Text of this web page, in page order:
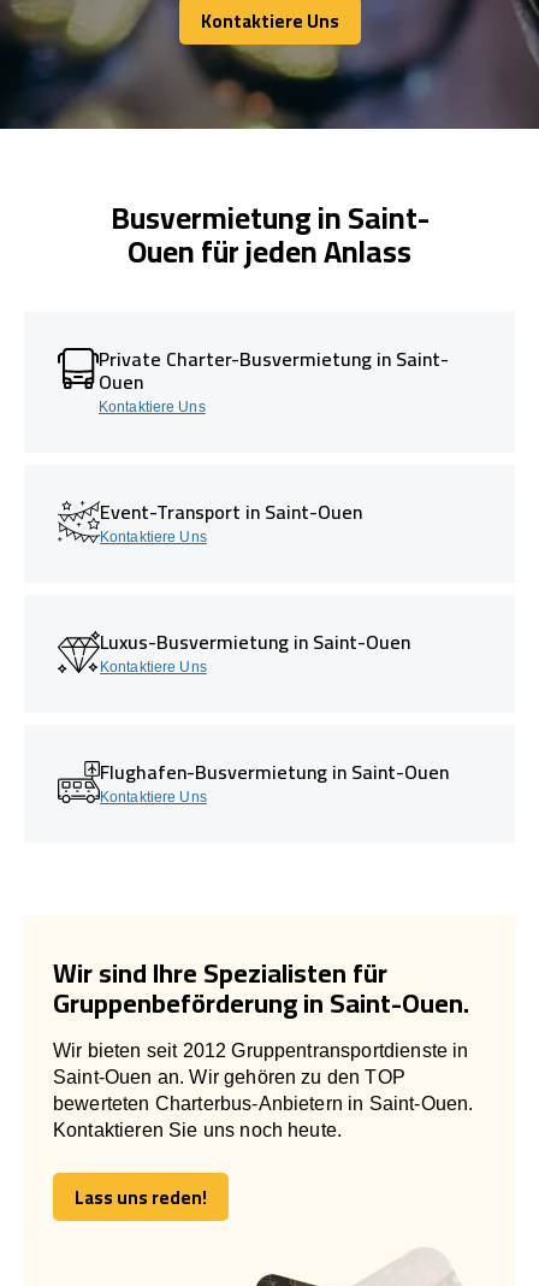
Kontaktiere Uns
Kontaktiere Uns
Busvermietung in Saint-
Ouen für jeden Anlass
Private Charter-Busvermietung in Saint-
Ouen
Kontaktiere Uns
Event-Transport in Saint-Ouen
Kontaktiere Uns
Luxus-Busvermietung in Saint-Ouen
Kontaktiere Uns
Flughafen-Busvermietung in Saint-Ouen
Kontaktiere Uns
Wir sind Ihre Spezialisten für
Gruppenbeförderung in Saint-Ouen.
Wir bieten seit 2012 Gruppentransportdienste in
Saint-Ouen an. Wir gehören zu den TOP
bewerteten Charterbus-Anbietern in Saint-Ouen.
Kontaktieren Sie uns noch heute.
Lass uns reden!
Lass uns reden!